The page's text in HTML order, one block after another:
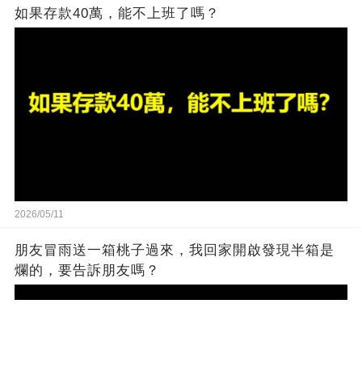
如果存款40萬，能不上班了嗎？
2026/05/11
朋友冒雨送一箱桃子過來，我回家開啟發現半箱是
爛的，要告訴朋友嗎？